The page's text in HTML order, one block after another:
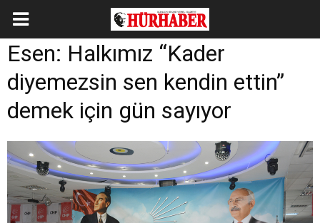
Esen: Halkımız “Kader
diyemezsin sen kendin ettin”
demek için gün sayıyor